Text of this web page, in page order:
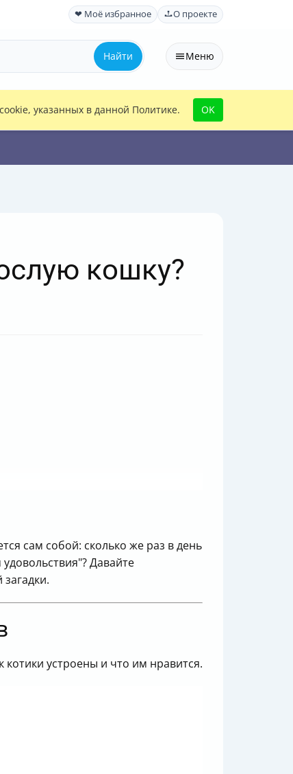
❤ Моё избранное О проекте
Найти Меню
указанных в данной Политике. OK
кошку?
сам собой: сколько же раз в день
Давайте
устроены и что им нравится.